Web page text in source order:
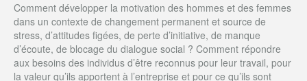
Comment développer la motivation des hommes et des femmes
dans un contexte de changement permanent et source de
stress, d’attitudes figées, de perte d’initiative, de manque
d’écoute, de blocage du dialogue social ? Comment répondre
aux besoins des individus d’être reconnus pour leur travail, pour
la valeur qu’ils apportent à l’entreprise et pour ce qu’ils sont